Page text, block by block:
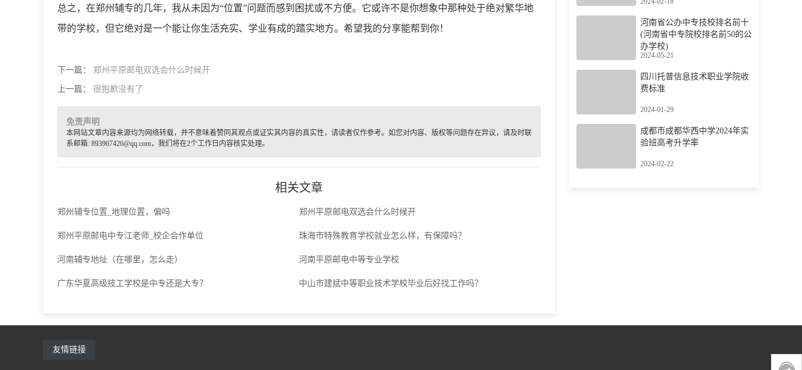
总之，在郑州辅专的几年，我从未因为“位置”问题而感到困扰或不方便。它或许不是你想象中那种处于绝对繁华地
带的学校，但它绝对是一个能让你生活充实、学业有成的踏实地方。希望我的分享能帮到你！
下一篇： 郑州平原邮电双选会什么时候开
上一篇： 很抱歉没有了
免责声明
本网站文章内容来源均为网络转载，并不意味着赞同其观点或证实其内容的真实性，请读者仅作参考。如您对内容、版权等问题存在异议，请及时联
系邮箱: 893967426@qq.com，我们将在2个工作日内容核实处理。
相关文章
郑州辅专位置_地理位置，偏吗 郑州平原邮电双选会什么时候开
郑州平原邮电中专江老师_校企合作单位 珠海市特殊教育学校就业怎么样，有保障吗？
河南辅专地址（在哪里，怎么走） 河南平原邮电中等专业学校
广东华夏高级技工学校是中专还是大专？ 中山市建斌中等职业技术学校毕业后好找工作吗？
河南省公办中专技校排名前十
(河南省中专院校排名前50的公
办学校)
2024-05-21
四川托普信息技术职业学院收
费标准
2024-01-29
成都市成都华西中学2024年实
验班高考升学率
2024-02-22
友情链接